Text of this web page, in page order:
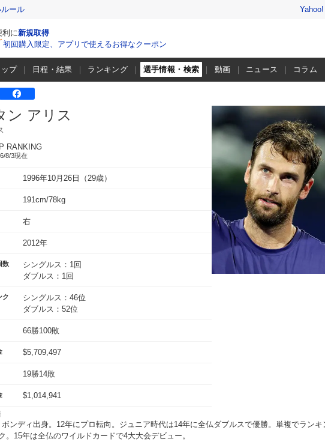
ール
利に新規取得
初回購入限定、アプリで使えるお得なクーポン
プ 日程・結果 ランキング 選手情報・検索 動画 ニュース コラム
ン アリス
RANKING
8/3現在
1996年10月26日（29歳）
191cm/78kg
右
2012年
数
シングルス：1回
ダブルス：1回
ク
シングルス：46位
ダブルス：52位
66勝100敗
$5,709,497
19勝14敗
$1,014,941
ボンディ出身。12年にプロ転向。ジュニア時代は14年に全仏ダブルスで優勝。単複でランキ
。15年は全仏のワイルドカードで4大大会デビュー。